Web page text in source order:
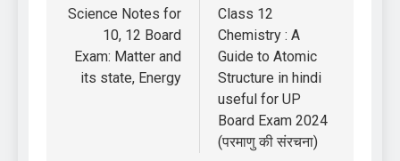
Science Notes for
10, 12 Board
Exam: Matter and
its state, Energy
Class 12
Chemistry : A
Guide to Atomic
Structure in hindi
useful for UP
Board Exam 2024
(परमाणु की संरचना)